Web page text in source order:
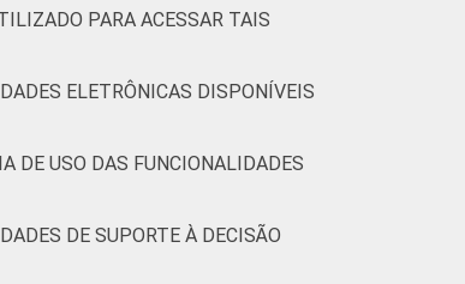
26 11
15 5 49
Pesquisa sobre o uso das
PARA ACESSAR TAIS
ELETRÔNICAS DISPONÍVEIS
DE USO DAS FUNCIONALIDADES
DE SUPORTE À DECISÃO